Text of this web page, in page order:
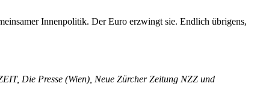
Innenpolitik. Der Euro erzwingt sie. Endlich übrigens,
Die Presse (Wien), Neue Zürcher Zeitung NZZ und